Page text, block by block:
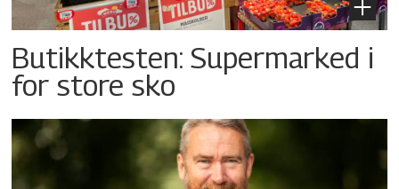
Butikktesten: Supermarked i
for store sko